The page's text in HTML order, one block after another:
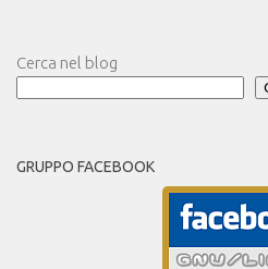
Cerca nel blog
GRUPPO FACEBOOK